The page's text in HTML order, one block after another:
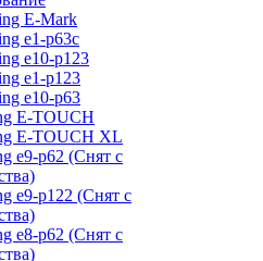
E-Mark
e1-p63с
e10-p123
e1-p123
e10-p63
E-TOUCH
E-TOUCH XL
e9-p62 (Снят с
e9-p122 (Снят с
e8-p62 (Снят с